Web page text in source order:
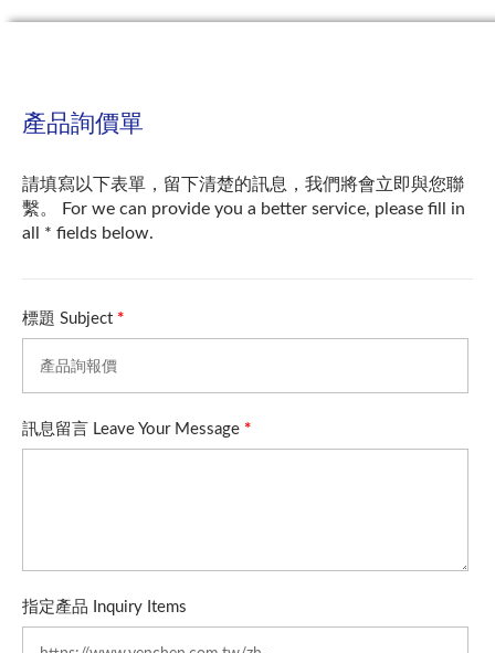
產品詢價單
請填寫以下表單，留下清楚的訊息，我們將會立即與您聯
繫。 For we can provide you a better service, please fill in
all * fields below.
標題 Subject *
訊息留言 Leave Your Message *
指定產品 Inquiry Items